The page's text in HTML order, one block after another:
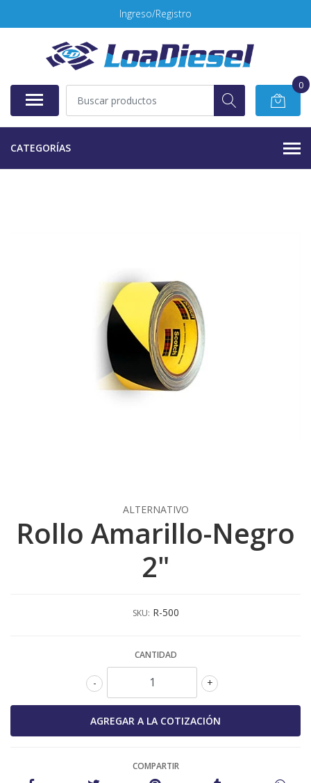
Ingreso/Registro
0
CATEGORÍAS
ALTERNATIVO
Rollo Amarillo-Negro
2"
SKU: R-500
CANTIDAD
+
-
COMPARTIR